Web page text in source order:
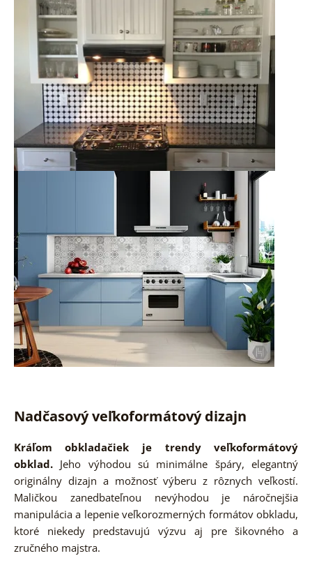
Nadčasový veľkoformátový dizajn
Kráľom obkladačiek je trendy veľkoformátový
obklad.Jeho výhodou sú minimálne špáry, elegantný
originálny dizajn a možnosť výberu z rôznych veľkostí.
Maličkou zanedbateľnou nevýhodou je náročnejšia
manipulácia a lepenie veľkorozmerných formátov obkladu,
ktoré niekedy predstavujú výzvu aj pre šikovného a
zručného majstra.